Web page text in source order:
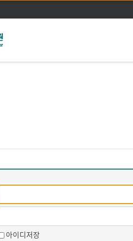
주메뉴바로가기
본문바로가기
아이디저장